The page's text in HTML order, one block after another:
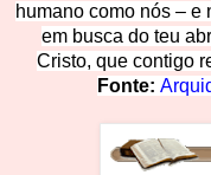
humano como nós – e
em busca do teu
Cristo, que contigo
Fonte: